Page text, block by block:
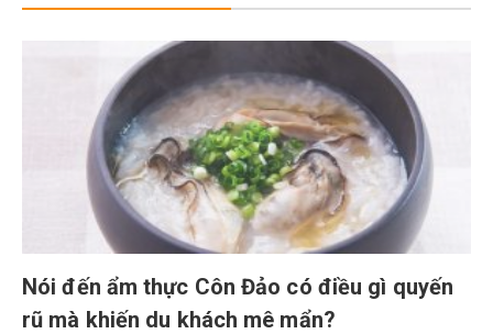
Nói đến ẩm thực Côn Đảo có điều gì quyến
rũ mà khiến du khách mê mẩn?